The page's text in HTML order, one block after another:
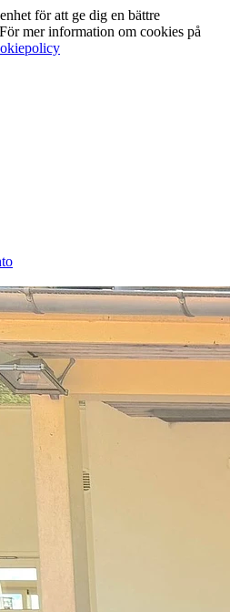
för att ge dig en bättre
mer information om cookies på